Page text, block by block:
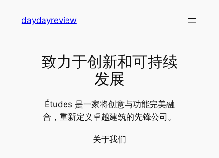
daydayreview
致力于创新和可持续
发展
Études 是一家将创意与功能完美融
合，重新定义卓越建筑的先锋公司。
关于我们